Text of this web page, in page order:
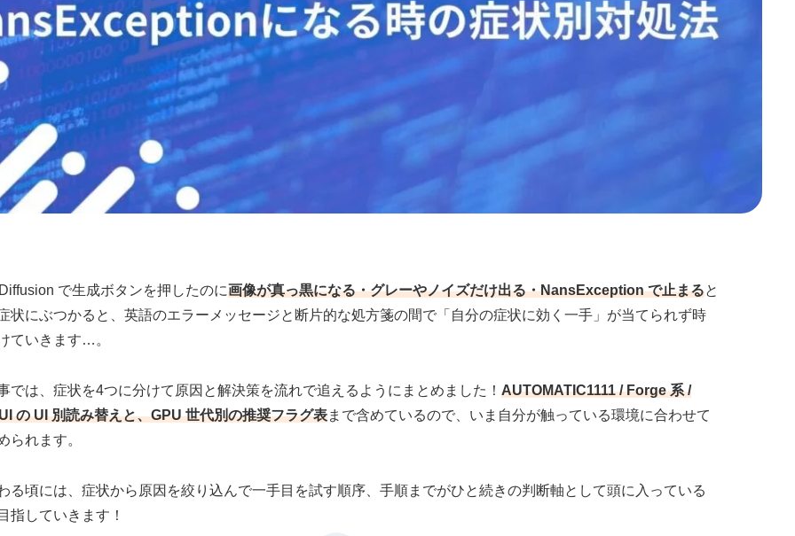
で生成ボタンを押したのに画像が真っ黒になる・グレーやノイズだけ出る・NansException で止まると
状にぶつかると、英語のエラーメッセージと断片的な処方箋の間で「自分の症状に効く一手」が当てられず時
ていきます…。
では、症状を4つに分けて原因と解決策を流れで追えるようにまとめました！ AUTOMATIC1111 / Forge 系 /
の UI 別読み替えと、GPU 世代別の推奨フラグ表まで含めているので、いま自分が触っている環境に合わせて
られます。
る頃には、症状から原因を絞り込んで一手目を試す順序、手順までがひと続きの判断軸として頭に入っている
指していきます！